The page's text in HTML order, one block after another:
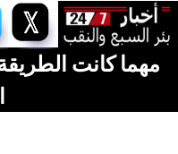
مهما كانت